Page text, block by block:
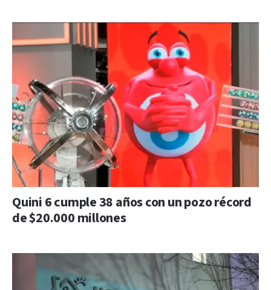
Quini 6 cumple 38 años con un pozo récord
de $20.000 millones